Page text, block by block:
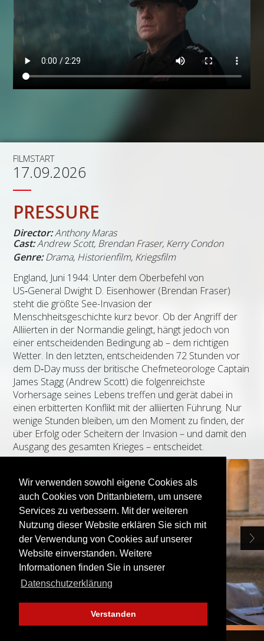
Wir verwenden sowohl eigene Cookies als
auch Cookies von Drittanbietern, um unsere
Services zu verbessern. Mit der weiteren
Nutzung dieser Website erklären Sie sich mit
der Verwendung von Cookies auf unserer
Website einverstanden. Weitere
Informationen finden Sie in unserer
Datenschutzerklärung
Verstanden
FILMSTART
17.09.2026
PRESSURE
Director:Anthony Maras
Cast:Andrew Scott, Brendan Fraser, Kerry Condon
Genre:Drama, Historienfilm, Kriegsfilm
England, Juni 1944: Unter dem Oberbefehl von
US‑General Dwight D. Eisenhower (Brendan Fraser)
steht die größte See-Invasion der
Menschheitsgeschichte kurz bevor. Ob der Angriff der
Alliierten in der Normandie gelingt, hängt jedoch von
einer entscheidenden Bedingung ab – dem richtigen
Wetter. In den letzten, entscheidenden 72 Stunden vor
dem D‑Day muss der britische Chefmeteorologe Captain
James Stagg (Andrew Scott) die folgenreichste
Vorhersage seines Lebens treffen und gerät dabei in
einen erbitterten Konflikt mit der alliierten Führung. Nur
wenige Stunden bleiben, um den Moment zu finden, der
über Erfolg oder Scheitern der Invasion – und damit den
Ausgang des gesamten Krieges – entscheidet.